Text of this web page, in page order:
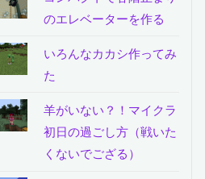
のエレベーターを作る
いろんなカカシ作ってみ
た
羊がいない？！マイクラ
初日の過ごし方（戦いた
くないでござる）